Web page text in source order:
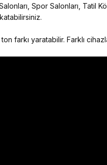
Spor Salonları, Tatil
farkı yaratabilir. Farklı